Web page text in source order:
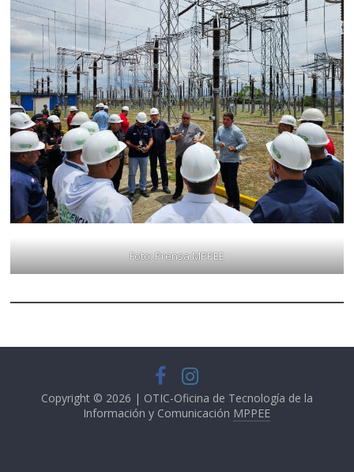
Foto: Prensa MPPEE
Copyright © 2026 | OTIC-Oficina de Tecnología de la
Información y Comunicación MPPEE